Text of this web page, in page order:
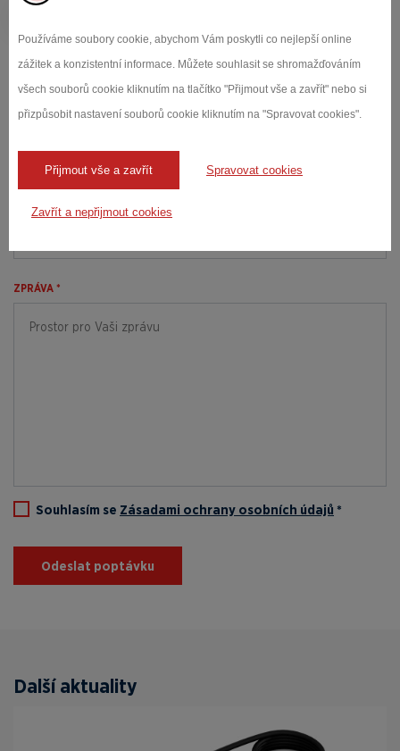
Používáme soubory cookie, abychom Vám poskytli co nejlepší online
zážitek a konzistentní informace. Můžete souhlasit se shromažďováním
všech souborů cookie kliknutím na tlačítko "Přijmout vše a zavřít" nebo si
přizpůsobit nastavení souborů cookie kliknutím na "Spravovat cookies".
Přijmout vše a zavřít Spravovat cookies
Zavřít a nepřijmout cookies
QR
Poptávkový
formulář
JMÉNO A PŘÍJMENÍ *
ZPRÁVA *
Souhlasím se Zásadami ochrany osobních údajů *
Odeslat poptávku
Další aktuality